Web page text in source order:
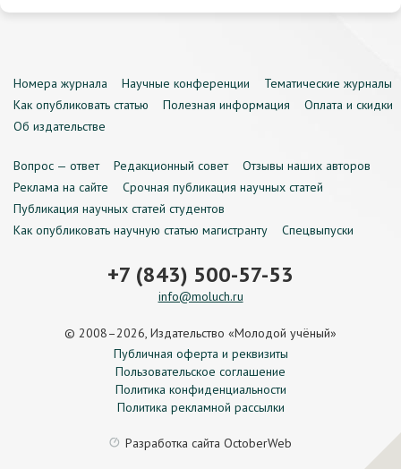
Номера журнала Научные конференции
Тематические журналы
Как опубликовать статью
Полезная информация
Оплата и скидки
Об издательстве
Вопрос — ответ Редакционный совет
Отзывы наших авторов
Реклама на сайте
Срочная публикация научных статей
Публикация научных статей студентов
Как опубликовать научную статью магистранту
Спецвыпуски
+7 (843) 500-57-53
info@moluch.ru
© 2008–2026, Издательство «Молодой учёный»
Публичная оферта и реквизиты
Пользовательское соглашение
Политика конфиденциальности
Политика рекламной рассылки
Разработка сайта OctoberWeb